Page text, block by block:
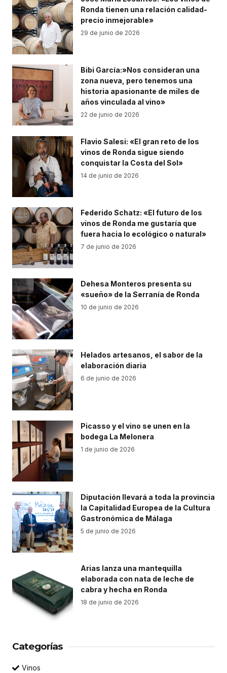
Ronda tienen una relación calidad-
precio inmejorable»
29 de junio de 2026
Bibi García:»Nos consideran una
zona nueva, pero tenemos una
historia apasionante de miles de
años vinculada al vino»
22 de junio de 2026
Flavio Salesi: «El gran reto de los
vinos de Ronda sigue siendo
conquistar la Costa del Sol»
14 de junio de 2026
Federido Schatz: «El futuro de los
vinos de Ronda me gustaría que
fuera hacia lo ecológico o natural»
7 de junio de 2026
Dehesa Monteros presenta su
«sueño» de la Serranía de Ronda
10 de junio de 2026
Helados artesanos, el sabor de la
elaboración diaria
6 de junio de 2026
Picasso y el vino se unen en la
bodega La Melonera
1 de junio de 2026
Diputación llevará a toda la provincia
la Capitalidad Europea de la Cultura
Gastronómica de Málaga
5 de junio de 2026
Arias lanza una mantequilla
elaborada con nata de leche de
cabra y hecha en Ronda
18 de junio de 2026
Categorías
Vinos